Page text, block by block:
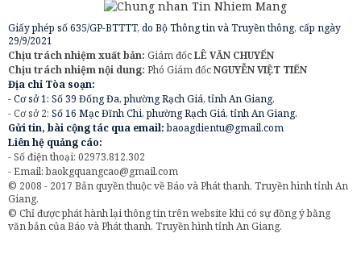
Giấy phép số 635/GP-BTTTT, do Bộ Thông tin và Truyền thông, cấp ngày
29/9/2021
Chịu trách nhiệm xuất bản: Giám đốcLÊ VĂN CHUYỂN
Chịu trách nhiệm nội dung: Phó Giám đốcNGUYỄN VIỆT TIẾN
Địa chỉ Tòa soạn:
- Cơ sở 1: Số 39 Đống Đa, phường Rạch Giá, tỉnh An Giang.
- Cơ sở 2: Số 16 Mạc Đĩnh Chi, phường Rạch Giá, tỉnh An Giang.
Gửi tin, bài cộng tác qua email:baoagdientu@gmail.com
Liên hệ quảng cáo:
- Số điện thoại: 02973.812.302
- Email:baokgquangcao@gmail.com
© 2008 - 2017 Bản quyền thuộc về Báo và Phát thanh, Truyền hình tỉnh An
Giang.
© Chỉ được phát hành lại thông tin trên website khi có sự đồng ý bằng
văn bản của Báo và Phát thanh, Truyền hình tỉnh An Giang.